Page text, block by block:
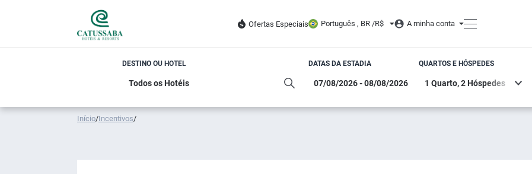
Ofertas Especiais Português , BR /R$ A minha conta
DESTINO OU HOTEL DATAS DA ESTADIA QUARTOS E HÓSPEDES
Início/Incentivos/